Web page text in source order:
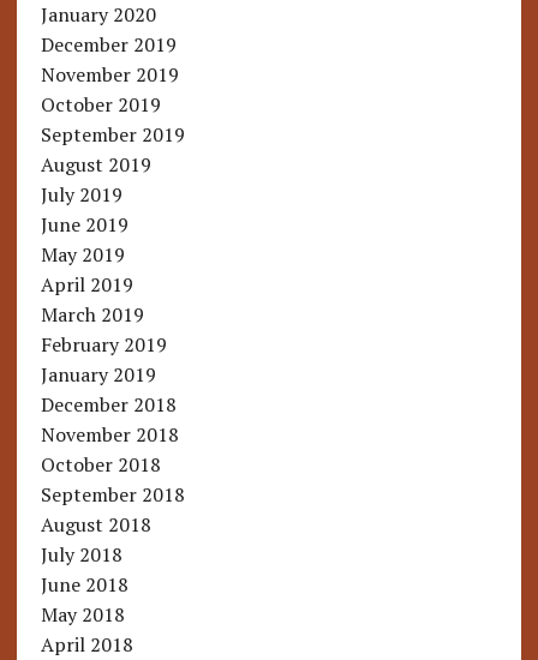
January 2020
December 2019
November 2019
October 2019
September 2019
August 2019
July 2019
June 2019
May 2019
April 2019
March 2019
February 2019
January 2019
December 2018
November 2018
October 2018
September 2018
August 2018
July 2018
June 2018
May 2018
April 2018